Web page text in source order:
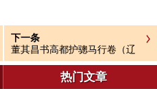
下一条
董其昌书高都护骢马行卷（辽
博本）
热门文章